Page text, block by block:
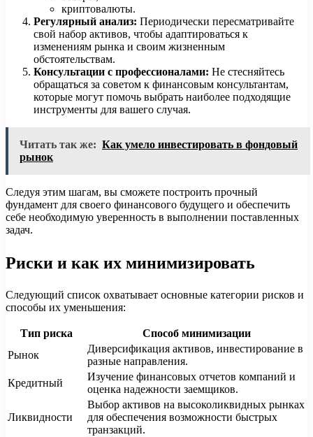
криптовалюты.
Регулярный анализ: Периодически пересматривайте
свой набор активов, чтобы адаптироваться к
изменениям рынка и своим жизненным
обстоятельствам.
Консультации с профессионалами: Не стесняйтесь
обращаться за советом к финансовым консультантам,
которые могут помочь выбрать наиболее подходящие
инструменты для вашего случая.
Читать так же: Как умело инвестировать в фондовый
рынок
Следуя этим шагам, вы сможете построить прочный
фундамент для своего финансового будущего и обеспечить
себе необходимую уверенность в выполнении поставленных
задач.
Риски и как их минимизировать
Следующий список охватывает основные категории рисков и
способы их уменьшения:
Тип риска
Способ минимизации
Рынок
Диверсификация активов, инвестирование в
разные направления.
Кредитный
Изучение финансовых отчетов компаний и
оценка надежности заемщиков.
Ликвидности
Выбор активов на высоколиквидных рынках
для обеспечения возможности быстрых
транзакций.